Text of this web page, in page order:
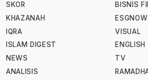
SKOR
KHAZANAH
IQRA
ISLAM DIGEST
NEWS
ANALISIS
BISNIS
ESGNOW
VISUAL
ENGLISH
TV